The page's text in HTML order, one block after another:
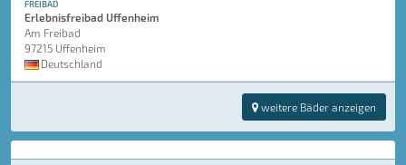
FREIBAD
Erlebnisfreibad Uffenheim
Am Freibad
97215 Uffenheim
Deutschland
weitere Bäder anzeigen